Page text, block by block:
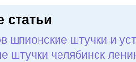
статьи
шпионские штучки и
штучки челябинск